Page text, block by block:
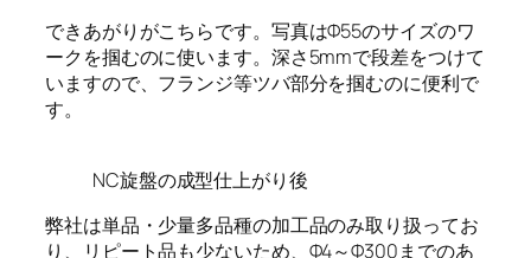
できあがりがこちらです。写真はΦ55のサイズのワ
ークを掴むのに使います。深さ5mmで段差をつけて
いますので、フランジ等ツバ部分を掴むのに便利で
す。
NC旋盤の成型仕上がり後
弊社は単品・少量多品種の加工品のみ取り扱ってお
り、リピート品も少ないため、Φ4～Φ300までのあ